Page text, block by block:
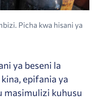
Picha kwa hisani ya
ya beseni la
epifania ya
masimulizi kuhusu